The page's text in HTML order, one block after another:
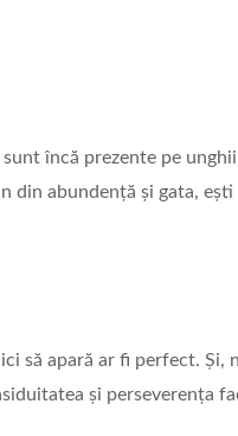
încă prezente pe
din abundență și gata, ești
să apară ar fi perfect. Și,
și perseverența